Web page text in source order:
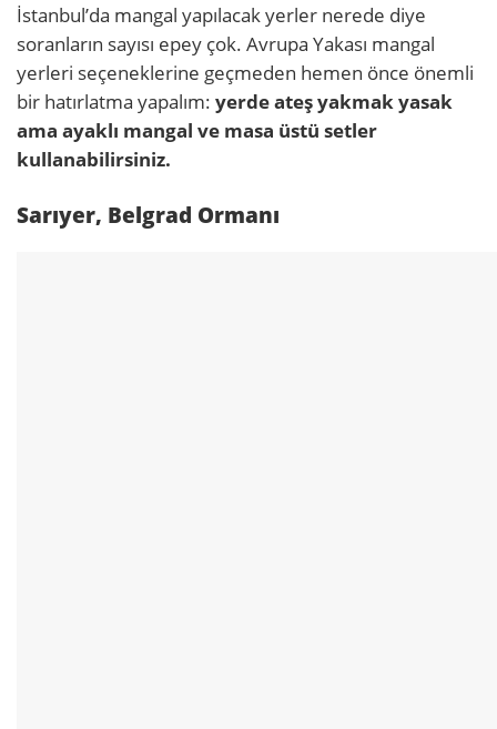
İstanbul’da mangal yapılacak yerler nerede diye
soranların sayısı epey çok. Avrupa Yakası mangal
yerleri seçeneklerine geçmeden hemen önce önemli
bir hatırlatma yapalım: yerde ateş yakmak yasak
ama ayaklı mangal ve masa üstü setler
kullanabilirsiniz.
Sarıyer, Belgrad Ormanı